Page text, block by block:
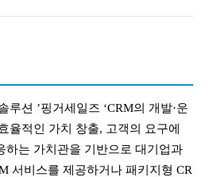
루션 ’핑거세일즈 ‘CRM의 개발·운
율적인 가치 창출, 고객의 요구에
하는 가치관을 기반으로 대기업과
서비스를 제공하거나 패키지형 CR